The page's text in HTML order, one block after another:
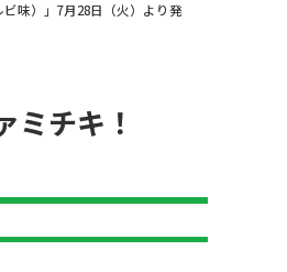
味）」7月28日（火）より発
チキ！